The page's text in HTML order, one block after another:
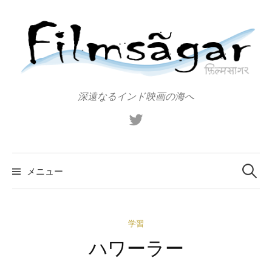
プ
深遠なるインド映画の海へ
メニュー
検
索:
学習
ハワーラー